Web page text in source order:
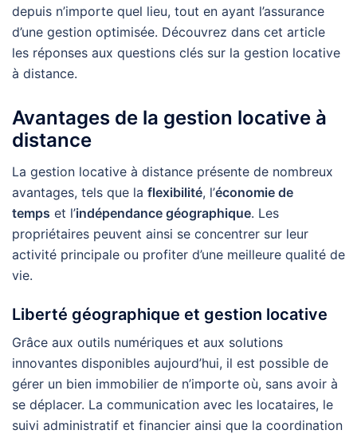
depuis n’importe quel lieu, tout en ayant l’assurance
d’une gestion optimisée. Découvrez dans cet article
les réponses aux questions clés sur la gestion locative
à distance.
Avantages de la gestion locative à
distance
La gestion locative à distance présente de nombreux
avantages, tels que la flexibilité, l’économie de
temps et l’indépendance géographique. Les
propriétaires peuvent ainsi se concentrer sur leur
activité principale ou profiter d’une meilleure qualité de
vie.
Liberté géographique et gestion locative
Grâce aux outils numériques et aux solutions
innovantes disponibles aujourd’hui, il est possible de
gérer un bien immobilier de n’importe où, sans avoir à
se déplacer. La communication avec les locataires, le
suivi administratif et financier ainsi que la coordination